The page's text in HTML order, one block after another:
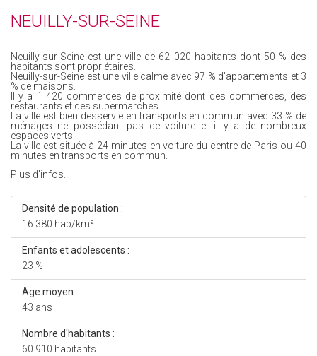
NEUILLY-SUR-SEINE
Neuilly-sur-Seine est une ville de 62 020 habitants dont 50 % des
habitants sont propriétaires.
Neuilly-sur-Seine est une ville calme avec 97 % d'appartements et 3
% de maisons.
Il y a 1 420 commerces de proximité dont des commerces, des
restaurants et des supermarchés.
La ville est bien desservie en transports en commun avec 33 % de
ménages ne possédant pas de voiture et il y a de nombreux
espaces verts.
La ville est située à 24 minutes en voiture du centre de Paris ou 40
minutes en transports en commun.
Plus d'infos...
Densité de population :
16 380 hab/km²
Enfants et adolescents :
23 %
Age moyen :
43 ans
Nombre d'habitants :
60 910 habitants